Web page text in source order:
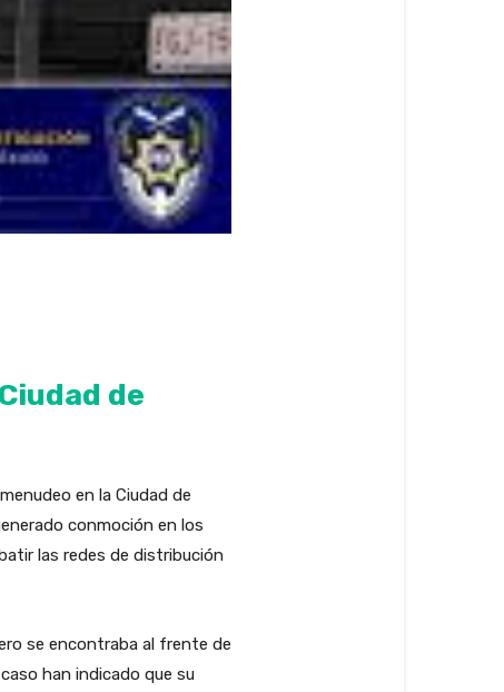
de
en la Ciudad de
conmoción en los
las redes de distribución
se encontraba al frente de
han indicado que su